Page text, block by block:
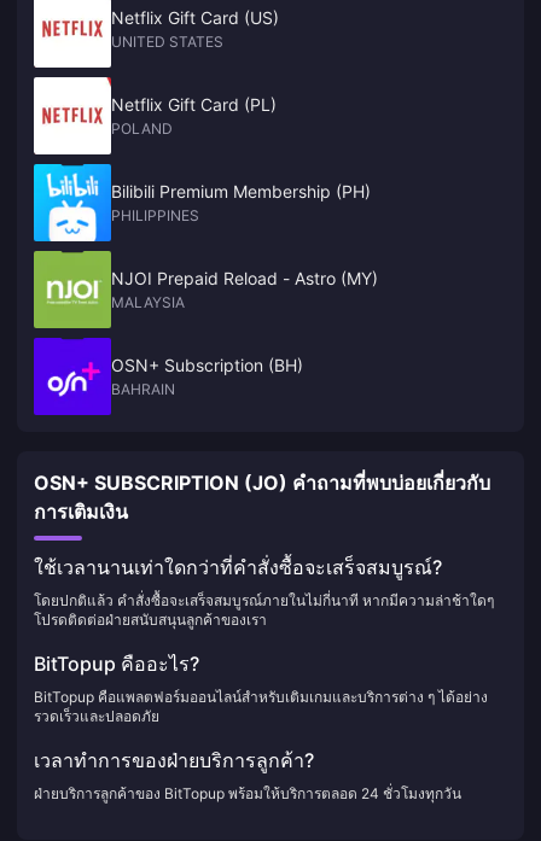
Netflix Gift Card (US)
UNITED STATES
Netflix Gift Card (PL)
POLAND
Bilibili Premium Membership (PH)
PHILIPPINES
NJOI Prepaid Reload - Astro (MY)
MALAYSIA
OSN+ Subscription (BH)
BAHRAIN
OSN+ SUBSCRIPTION (JO) คำถามที่พบบ่อยเกี่ยวกับ
การเติมเงิน
ใช้เวลานานเท่าใดกว่าที่คำสั่งซื้อจะเสร็จสมบูรณ์?
โดยปกติแล้ว คำสั่งซื้อจะเสร็จสมบูรณ์ภายในไม่กี่นาที หากมีความล่าช้าใดๆ
โปรดติดต่อฝ่ายสนับสนุนลูกค้าของเรา
BitTopup คืออะไร?
BitTopup คือแพลตฟอร์มออนไลน์สำหรับเติมเกมและบริการต่าง ๆ ได้อย่าง
รวดเร็วและปลอดภัย
เวลาทำการของฝ่ายบริการลูกค้า?
ฝ่ายบริการลูกค้าของ BitTopup พร้อมให้บริการตลอด 24 ชั่วโมงทุกวัน